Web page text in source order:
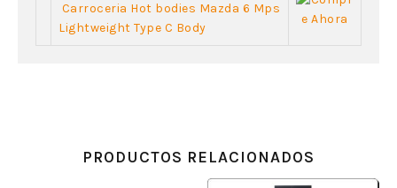
Carroceria Hot bodies Mazda 6 Mps
Lightweight Type C Body
PRODUCTOS RELACIONADOS